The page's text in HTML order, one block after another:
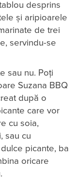
desprins
și aripioarele
de trei
servindu-se
sau nu. Poți
Suzana BBQ
după o
care vor
cu soia,
sau cu
picante, ba
oricare